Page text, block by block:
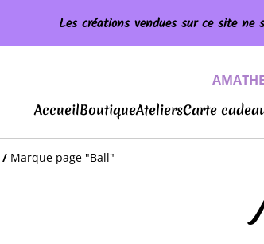
Les créations vendues sur ce site
AccueilBoutiqueAteliersCarte
/ Marque page "Ball"